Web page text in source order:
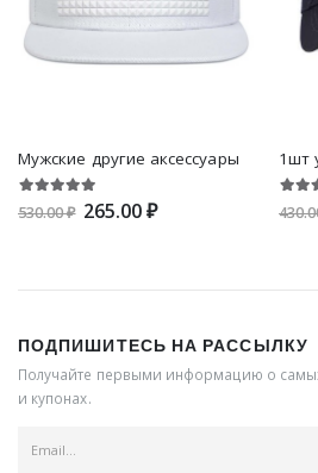
Мужские другие аксессуары
530.00 ₽ 265.00 ₽
ПОДПИШИТЕСЬ НА РАССЫЛКУ
Получайте первыми информацию о
и купонах.